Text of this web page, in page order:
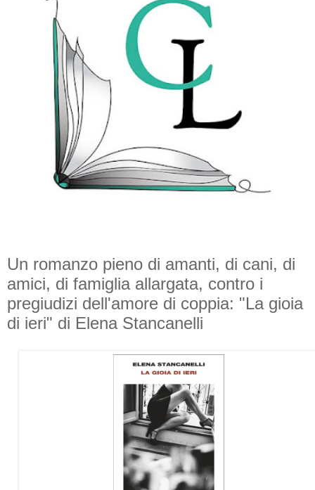
Un romanzo pieno di amanti, di cani, di
amici, di famiglia allargata, contro i
pregiudizi dell'amore di coppia: "La gioia
di ieri" di Elena Stancanelli